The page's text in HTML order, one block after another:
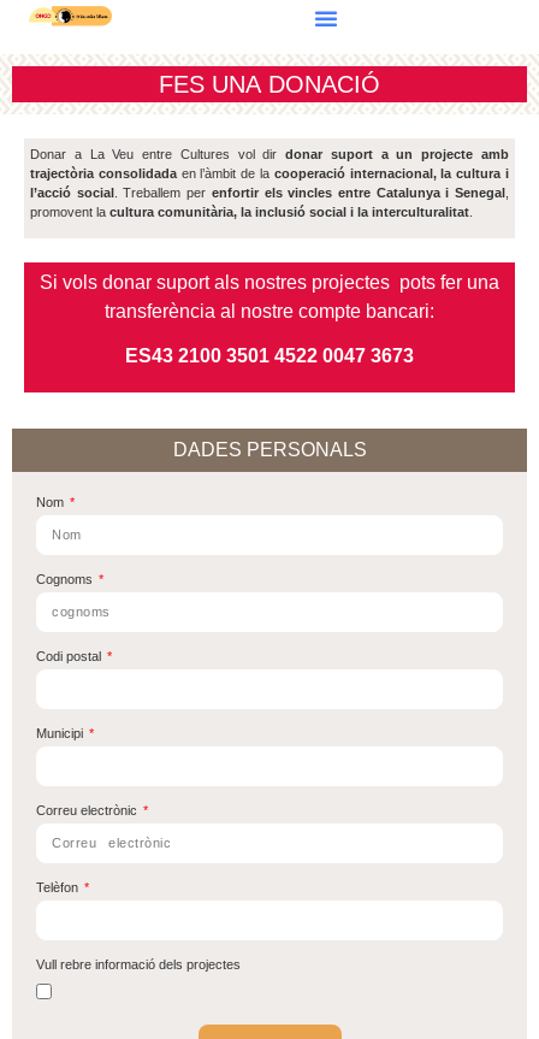
FES UNA DONACIÓ​
Donar a La Veu entre Cultures vol dirdonar suport a un projecte amb
trajectòria consolidadaen l’àmbit de la cooperació internacional, la cultura i
l’acció social. Treballem per enfortir els vincles entre Catalunya i Senegal
promovent la cultura comunitària, la inclusió social i la interculturalitat
Si vols donar suport als nostres projectes pots fer una
transferència al nostre compte bancari:
ES43 2100 3501 4522 0047 3673
DADES PERSONALS
Nom
Cognoms
Codi postal
Municipi
Correu electrònic
Telèfon
Vull rebre informació dels projectes